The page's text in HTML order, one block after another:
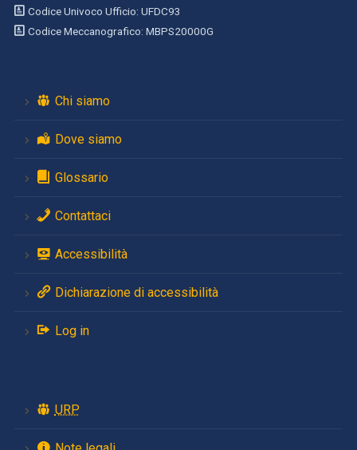
Codice Univoco Ufficio: UFDC93
Codice Meccanografico: MBPS20000G
Chi siamo
Dove siamo
Glossario
Contattaci
Accessibilità
Dichiarazione di accessibilità
Log in
URP